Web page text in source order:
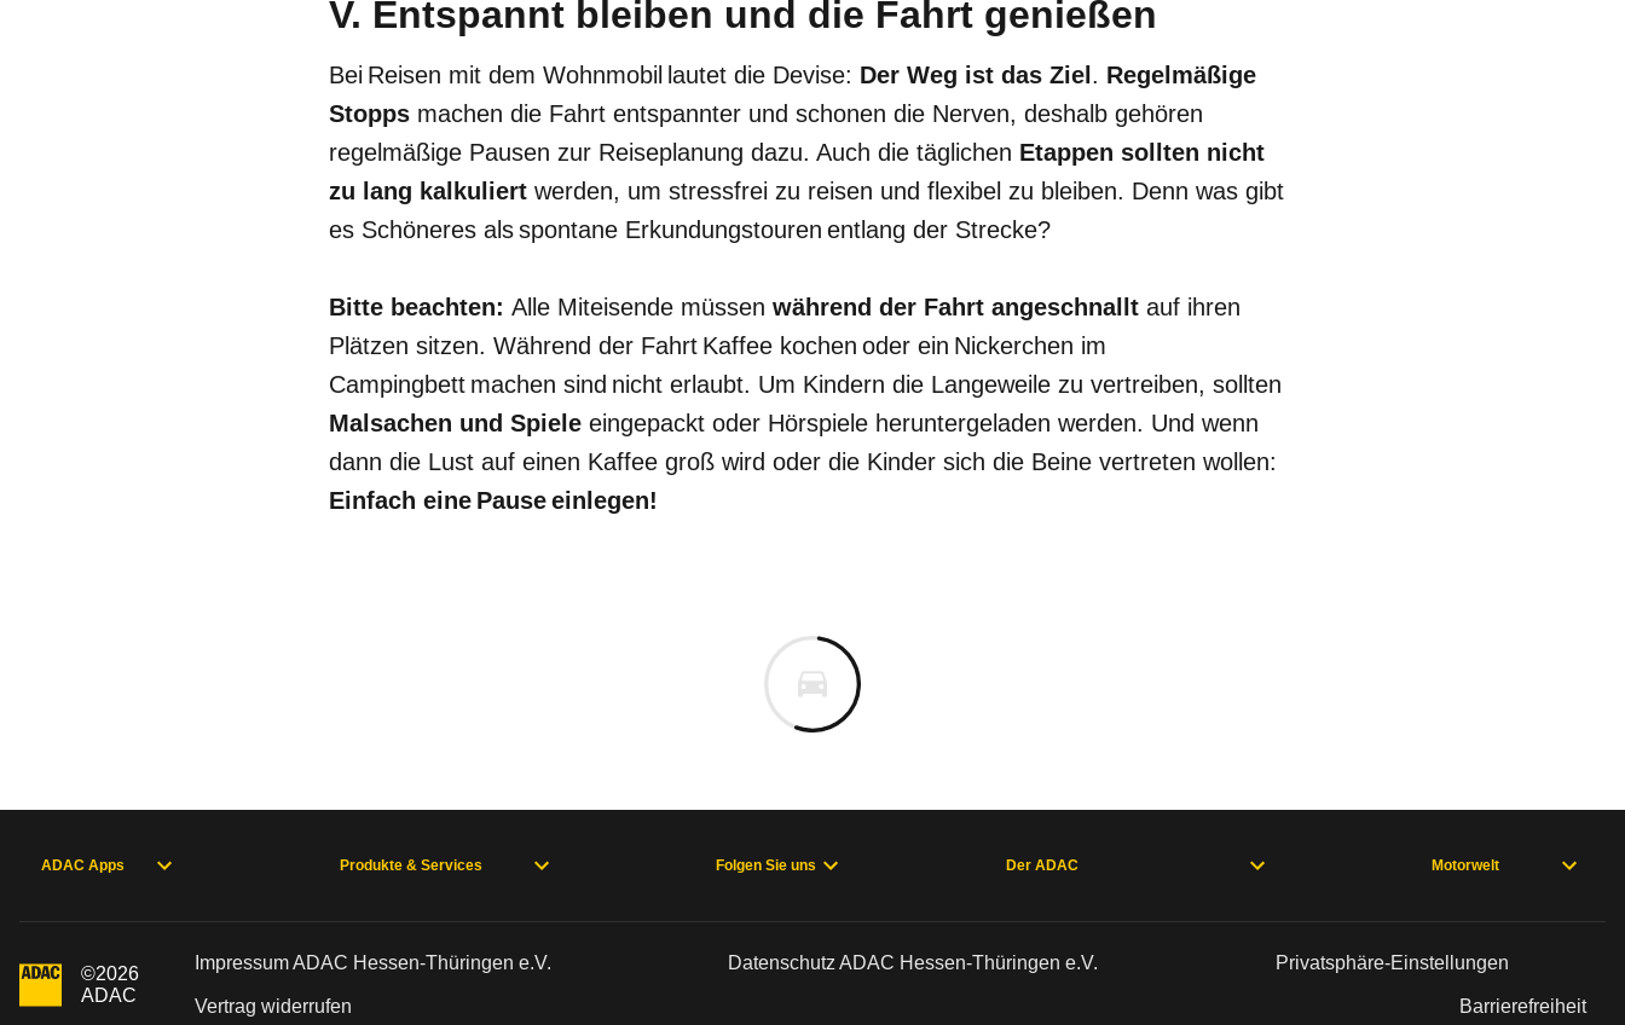
V. Entspannt bleiben und die Fahrt genießen
Bei Reisen mit dem Wohnmobil lautet die Devise: Der Weg ist das Ziel . Regelmäßige
Stopps machen die Fahrt entspannter und schonen die Nerven, deshalb gehören
regelmäßige Pausen zur Reiseplanung dazu. Auch die täglichen Etappen sollten nicht
zu lang kalkuliert werden, um stressfrei zu reisen und flexibel zu bleiben. Denn was gibt
es Schöneres als spontane Erkundungstouren entlang der Strecke?
Bitte beachten: Alle Miteisende müssen während der Fahrt angeschnallt auf ihren
Plätzen sitzen. Während der Fahrt Kaffee kochen oder ein Nickerchen im
Campingbett machen sind nicht erlaubt. Um Kindern die Langeweile zu vertreiben, sollten
Malsachen und Spiele eingepackt oder Hörspiele heruntergeladen werden. Und wenn
dann die Lust auf einen Kaffee groß wird oder die Kinder sich die Beine vertreten wollen:
Einfach eine Pause einlegen!
ADAC Apps Produkte & Services Folgen Sie uns Der ADAC Motorwelt
©2026
ADAC
Impressum ADAC Hessen-Thüringen e.V. Datenschutz ADAC Hessen-Thüringen e.V. Privatsphäre-Einstellungen
Vertrag widerrufen Barrierefreiheit